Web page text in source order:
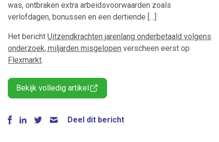
was, ontbraken extra arbeidsvoorwaarden zoals
verlofdagen, bonussen en een dertiende […]
Het bericht Uitzendkrachten jarenlang onderbetaald volgens
onderzoek, miljarden misgelopen verscheen eerst op
Flexmarkt.
Bekijk volledig artikel
Deel dit bericht